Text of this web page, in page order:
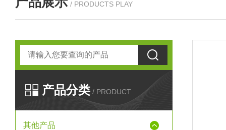
/ PRODUCTS PLAY
产品分类 / PRODUCT
其他产品